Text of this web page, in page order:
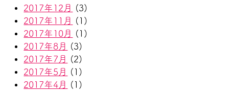
2017年12月
(3)
2017年11月
(1)
2017年10月
(1)
2017年8月
(3)
2017年7月
(2)
2017年5月
(1)
2017年4月
(1)